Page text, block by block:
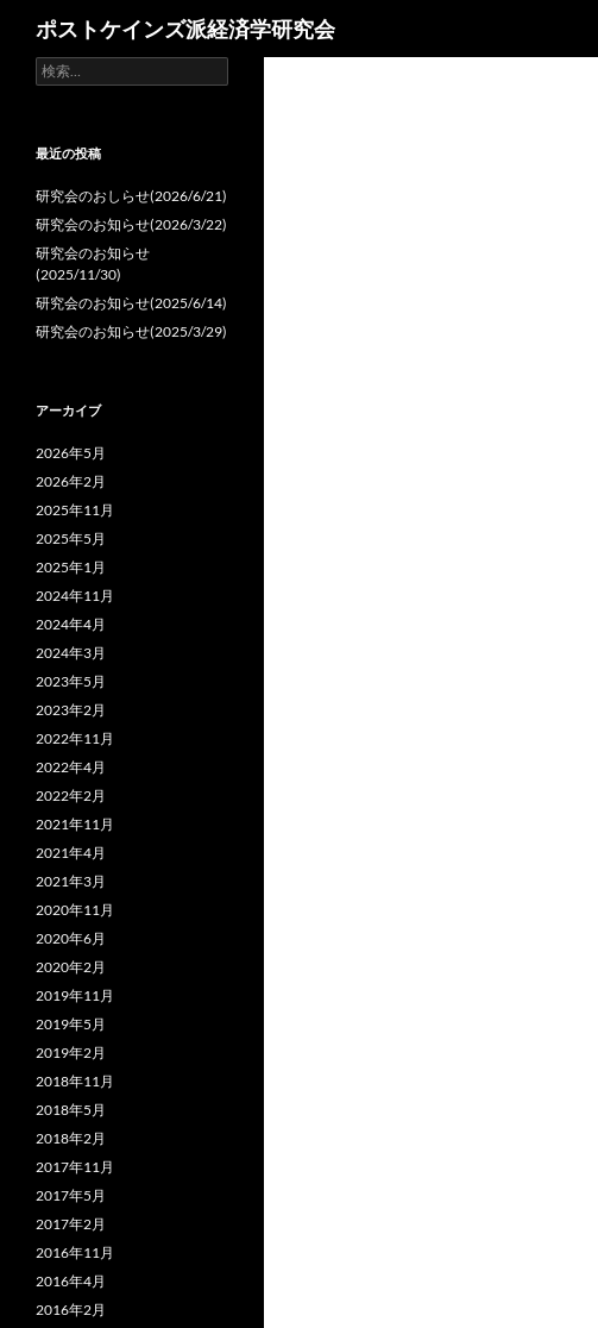
ポストケインズ派経済学研究会
検
索:
最近の投稿
研究会のおしらせ(2026/6/21)
研究会のお知らせ(2026/3/22)
研究会のお知らせ
(2025/11/30)
研究会のお知らせ(2025/6/14)
研究会のお知らせ(2025/3/29)
アーカイブ
2026年5月
2026年2月
2025年11月
2025年5月
2025年1月
2024年11月
2024年4月
2024年3月
2023年5月
2023年2月
2022年11月
2022年4月
2022年2月
2021年11月
2021年4月
2021年3月
2020年11月
2020年6月
2020年2月
2019年11月
2019年5月
2019年2月
2018年11月
2018年5月
2018年2月
2017年11月
2017年5月
2017年2月
2016年11月
2016年4月
2016年2月